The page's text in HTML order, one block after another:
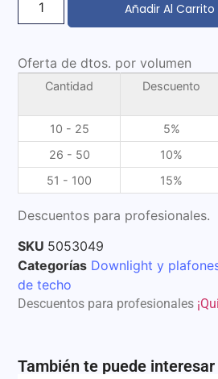
Añadir Al Carrito
Oferta de dtos. por volumen
Cantidad Descuento
10 - 25
5%
26 - 50
10%
51 - 100
15%
Descuentos para profesionales.
SKU 5053049
Categorías Downlight y
de techo
Descuentos para profesionales
También te puede interesar